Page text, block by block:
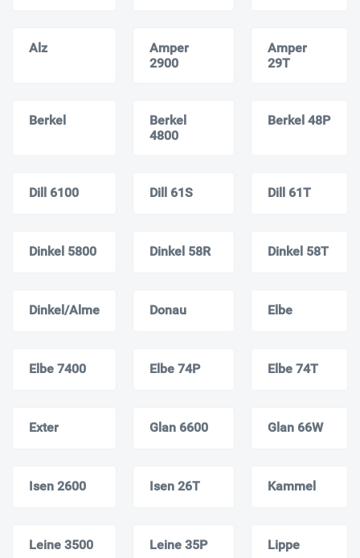
Alz
Amper
2900
Amper
29T
Berkel
Berkel
4800
Berkel 48P
Dill 6100 Dill 61S Dill 61T
Dinkel 5800 Dinkel 58R Dinkel 58T
Dinkel/Alme Donau Elbe
Elbe 7400 Elbe 74P Elbе 74T
Exter Glan 6600 Glan 66W
Isen 2600 Isen 26T Kammel
Leine 3500 Leine 35P Lippe